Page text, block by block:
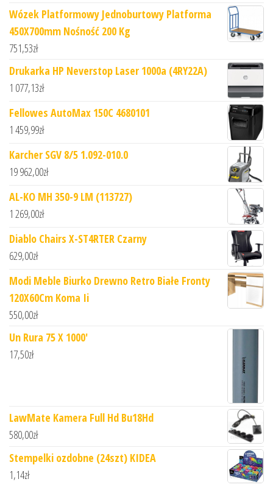
Wózek Platformowy Jednoburtowy Platforma
450X700mm Nośność 200 Kg
751,53zł
Drukarka HP Neverstop Laser 1000a (4RY22A)
1 077,13zł
Fellowes AutoMax 150C 4680101
1 459,99zł
Karcher SGV 8/5 1.092-010.0
19 962,00zł
AL-KO MH 350-9 LM (113727)
1 269,00zł
Diablo Chairs X-ST4RTER Czarny
629,00zł
Modi Meble Biurko Drewno Retro Białe Fronty
120X60Cm Koma Ii
550,00zł
Un Rura 75 X 1000'
17,50zł
LawMate Kamera Full Hd Bu18Hd
580,00zł
Stempelki ozdobne (24szt) KIDEA
1,14zł